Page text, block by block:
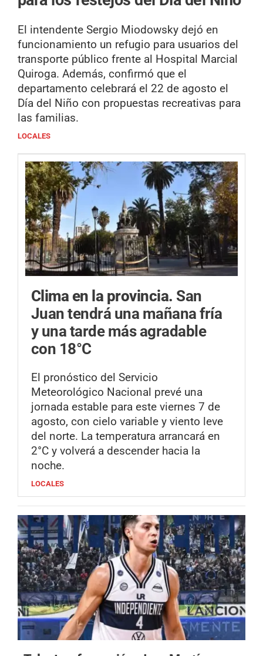
El intendente Sergio Miodowsky dejó en
funcionamiento un refugio para usuarios del
transporte público frente al Hospital Marcial
Quiroga. Además, confirmó que el
departamento celebrará el 22 de agosto el
Día del Niño con propuestas recreativas para
las familias.
LOCALES
Clima en la provincia. San
Juan tendrá una mañana fría
y una tarde más agradable
con 18°C
El pronóstico del Servicio
Meteorológico Nacional prevé una
jornada estable para este viernes 7 de
agosto, con cielo variable y viento leve
del norte. La temperatura arrancará en
2°C y volverá a descender hacia la
noche.
LOCALES